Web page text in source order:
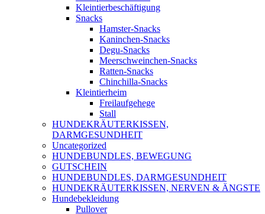
Kleintierbeschäftigung
Snacks
Hamster-Snacks
Kaninchen-Snacks
Degu-Snacks
Meerschweinchen-Snacks
Ratten-Snacks
Chinchilla-Snacks
Kleintierheim
Freilaufgehege
Stall
HUNDEKRÄUTERKISSEN,
DARMGESUNDHEIT
Uncategorized
HUNDEBUNDLES, BEWEGUNG
GUTSCHEIN
HUNDEBUNDLES, DARMGESUNDHEIT
HUNDEKRÄUTERKISSEN, NERVEN & ÄNGSTE
Hundebekleidung
Pullover